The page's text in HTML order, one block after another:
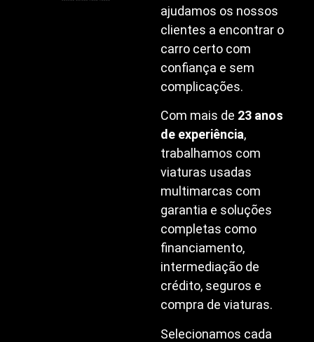
ajudamos os nossos
clientes a encontrar o
carro certo com
confiança e sem
complicações.
Com mais de 23 anos
de experiência,
trabalhamos com
viaturas usadas
multimarcas com
garantia e soluções
completas como
financiamento,
intermediação de
crédito, seguros e
compra de viaturas.
Selecionamos cada